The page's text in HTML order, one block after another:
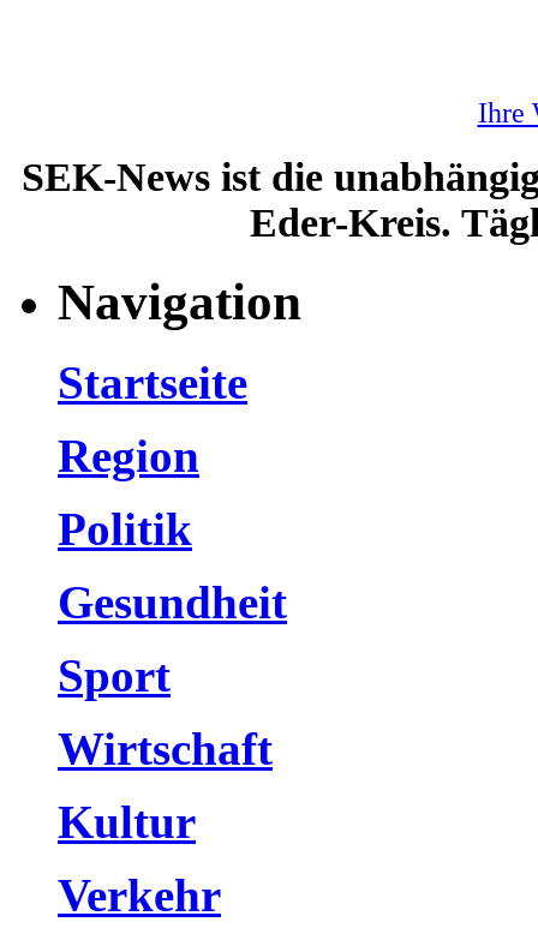
Ihre
SEK-News ist die
Eder-Kreis.
Navigation
Startseite
Region
Politik
Gesundheit
Sport
Wirtschaft
Kultur
Verkehr